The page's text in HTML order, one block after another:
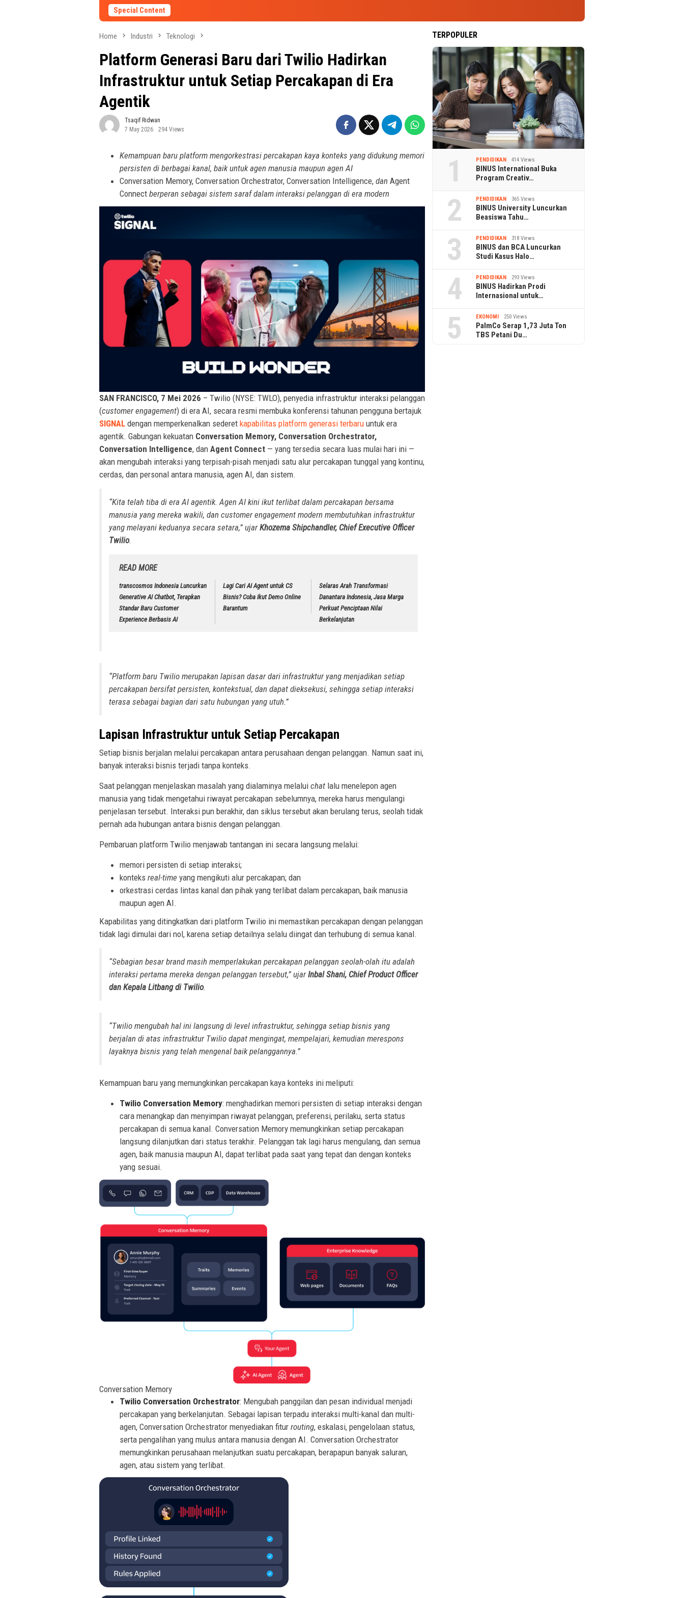
Special Content
Home Industri Teknologi
Platform Generasi Baru dari Twilio Hadirkan
Infrastruktur untuk Setiap Percakapan di Era
Agentik
Tsaqif Ridwan
7 May 2026
294 Views
Kemampuan baru platform mengorkestrasi percakapan kaya konteks yang didukung memori
persisten di berbagai kanal, baik untuk agen manusia maupun agen AI
Conversation Memory, Conversation Orchestrator, Conversation Intelligence, dan Agent
Connect berperan sebagai sistem saraf dalam interaksi pelanggan di era modern
SAN FRANCISCO, 7 Mei 2026 – Twilio (NYSE: TWLO), penyedia infrastruktur interaksi pelanggan
(customer engagement) di era AI, secara resmi membuka konferensi tahunan pengguna bertajuk
SIGNAL dengan memperkenalkan sederet kapabilitas platform generasi terbaru untuk era
agentik. Gabungan kekuatan Conversation Memory, Conversation Orchestrator,
Conversation Intelligence, dan Agent Connect — yang tersedia secara luas mulai hari ini —
akan mengubah interaksi yang terpisah-pisah menjadi satu alur percakapan tunggal yang kontinu,
cerdas, dan personal antara manusia, agen AI, dan sistem.
“Kita telah tiba di era AI agentik. Agen AI kini ikut terlibat dalam percakapan bersama
manusia yang mereka wakili, dan customer engagement modern membutuhkan infrastruktur
yang melayani keduanya secara setara,” ujarKhozema Shipchandler, Chief Executive Officer
Twilio.
READ MORE
transcosmos Indonesia Luncurkan
Generative AI Chatbot, Terapkan
Standar Baru Customer
Experience Berbasis AI
Lagi Cari AI Agent untuk CS
Bisnis? Coba Ikut Demo Online
Barantum
Selaras Arah Transformasi
Danantara Indonesia, Jasa Marga
Perkuat Penciptaan Nilai
Berkelanjutan
“Platform baru Twilio merupakan lapisan dasar dari infrastruktur yang menjadikan setiap
percakapan bersifat persisten, kontekstual, dan dapat dieksekusi, sehingga setiap interaksi
terasa sebagai bagian dari satu hubungan yang utuh.”
Lapisan Infrastruktur untuk Setiap Percakapan
Setiap bisnis berjalan melalui percakapan antara perusahaan dengan pelanggan. Namun saat ini,
banyak interaksi bisnis terjadi tanpa konteks.
Saat pelanggan menjelaskan masalah yang dialaminya melalui chat lalu menelepon agen
manusia yang tidak mengetahui riwayat percakapan sebelumnya, mereka harus mengulangi
penjelasan tersebut. Interaksi pun berakhir, dan siklus tersebut akan berulang terus, seolah tidak
pernah ada hubungan antara bisnis dengan pelanggan.
Pembaruan platform Twilio menjawab tantangan ini secara langsung melalui:
memori persisten di setiap interaksi;
konteks real-time yang mengikuti alur percakapan; dan
orkestrasi cerdas lintas kanal dan pihak yang terlibat dalam percakapan, baik manusia
maupun agen AI.
Kapabilitas yang ditingkatkan dari platform Twilio ini memastikan percakapan dengan pelanggan
tidak lagi dimulai dari nol, karena setiap detailnya selalu diingat dan terhubung di semua kanal.
“Sebagian besarbrandmasih memperlakukan percakapan pelanggan seolah-olah itu adalah
interaksi pertama mereka dengan pelanggan tersebut,” ujarInbal Shani, Chief Product Officer
dan Kepala Litbang di Twilio.
“Twilio mengubah hal ini langsung di level infrastruktur, sehingga setiap bisnis yang
berjalan di atas infrastruktur Twilio dapat mengingat, mempelajari, kemudian merespons
layaknya bisnis yang telah mengenal baik pelanggannya.”
Kemampuan baru yang memungkinkan percakapan kaya konteks ini meliputi:
Twilio Conversation Memory: menghadirkan memori persisten di setiap interaksi dengan
cara menangkap dan menyimpan riwayat pelanggan, preferensi, perilaku, serta status
percakapan di semua kanal. Conversation Memory memungkinkan setiap percakapan
langsung dilanjutkan dari status terakhir. Pelanggan tak lagi harus mengulang, dan semua
agen, baik manusia maupun AI, dapat terlibat pada saat yang tepat dan dengan konteks
yang sesuai.
Conversation Memory
Twilio Conversation Orchestrator: Mengubah panggilan dan pesan individual menjadi
percakapan yang berkelanjutan. Sebagai lapisan terpadu interaksi multi-kanal dan multi-
agen, Conversation Orchestrator menyediakan fitur routing, eskalasi, pengelolaan status,
serta pengalihan yang mulus antara manusia dengan AI. Conversation Orchestrator
memungkinkan perusahaan melanjutkan suatu percakapan, berapapun banyak saluran,
agen, atau sistem yang terlibat.
TERPOPULER
1 PENDIDIKAN 414 Views
BINUS International Buka
Program Creativ…
2 PENDIDIKAN 365 Views
BINUS University Luncurkan
Beasiswa Tahu…
3 PENDIDIKAN 318 Views
BINUS dan BCA Luncurkan
Studi Kasus Halo…
4 PENDIDIKAN 293 Views
BINUS Hadirkan Prodi
Internasional untuk…
5 EKONOMI 250 Views
PalmCo Serap 1,73 Juta Ton
TBS Petani Du…